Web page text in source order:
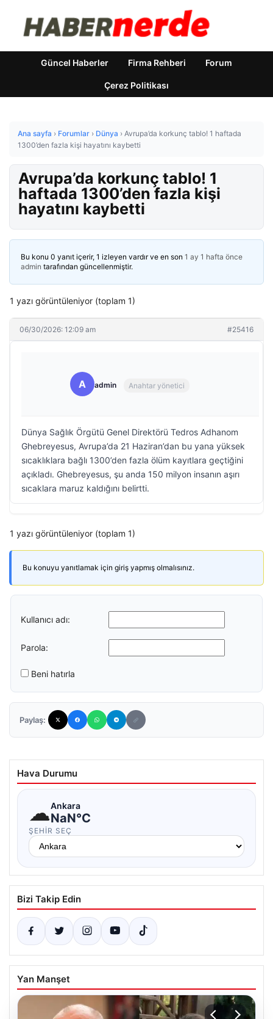
Güncel Haberler Firma Rehberi Forum
Çerez Politikası
Ana sayfa › Forumlar › Dünya › Avrupa’da korkunç tablo! 1 haftada
1300’den fazla kişi hayatını kaybetti
Avrupa’da korkunç tablo! 1
haftada 1300’den fazla kişi
hayatını kaybetti
Bu konu 0 yanıt içerir, 1 izleyen vardır ve en son 1 ay 1 hafta önce
admin tarafından güncellenmiştir.
1 yazı görüntüleniyor (toplam 1)
06/30/2026: 12:09 am #25416
A admin Anahtar yönetici
Dünya Sağlık Örgütü Genel Direktörü Tedros Adhanom
Ghebreyesus, Avrupa’da 21 Haziran’dan bu yana yüksek
sıcaklıklara bağlı 1300’den fazla ölüm kayıtlara geçtiğini
açıkladı. Ghebreyesus, şu anda 150 milyon insanın aşırı
sıcaklara maruz kaldığını belirtti.
1 yazı görüntüleniyor (toplam 1)
Bu konuyu yanıtlamak için giriş yapmış olmalısınız.
Kullanıcı adı:
Parola:
Beni hatırla
Paylaş:
Hava Durumu
☁Ankara
NaN°C
ŞEHIR SEÇ
Bizi Takip Edin
Yan Manşet